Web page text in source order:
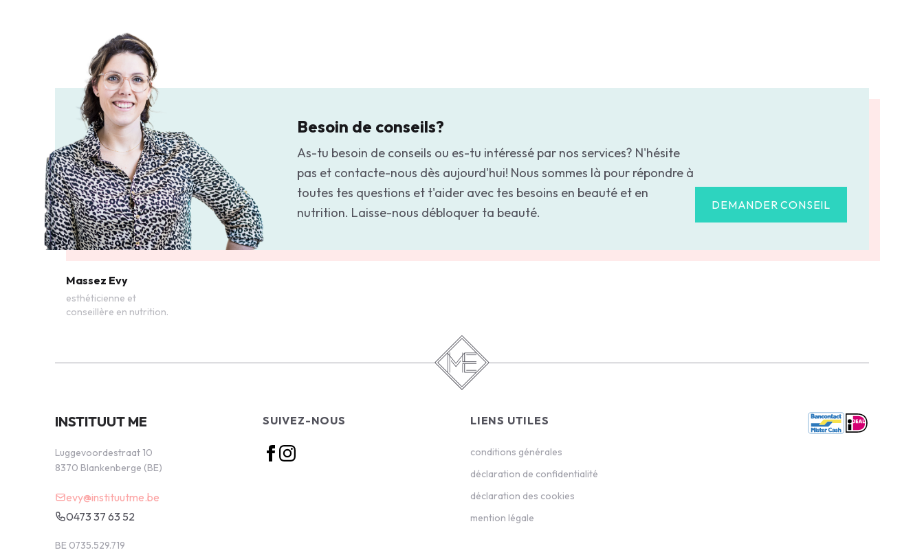
Besoin de conseils?
As-tu besoin de conseils ou es-tu intéressé par nos services? N'hésite
pas et contacte-nous dès aujourd'hui! Nous sommes là pour répondre à
toutes tes questions et t'aider avec tes besoins en beauté et en
nutrition. Laisse-nous débloquer ta beauté.
DEMANDER CONSEIL
Massez Evy
esthéticienne et
conseillère en nutrition.
INSTITUUT ME
Luggevoordestraat 10
8370 Blankenberge (BE)
evy@instituutme.be
0473 37 63 52
BE 0735.529.719
SUIVEZ-NOUS LIENS UTILES
conditions générales
déclaration de confidentialité
déclaration des cookies
mention légale